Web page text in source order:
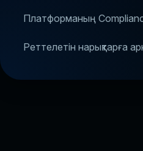
Платформаның
Реттелетін нарықтарға